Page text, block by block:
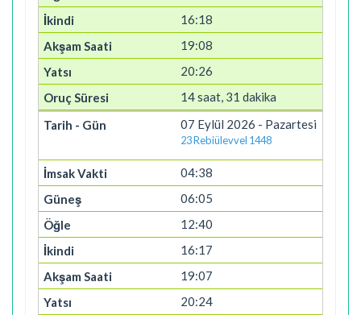
16:18
19:08
20:26
14 saat, 31 dakika
07 Eylül 2026 - Pazartesi
23 Rebiülevvel 1448
04:38
06:05
12:40
16:17
19:07
20:24